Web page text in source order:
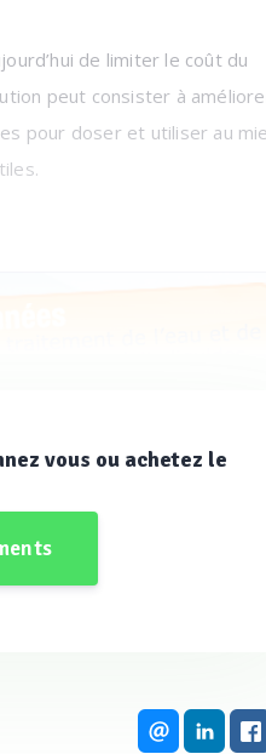
de limiter le coût du
peut consister à
pour doser et utiliser au
physico-chimiques de
au traitement de l'eau. Ce suivi
économies de produits
vous ou achetez le